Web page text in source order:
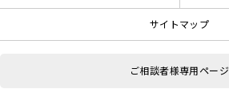
サイトマップ
ご相談者様専用ページ